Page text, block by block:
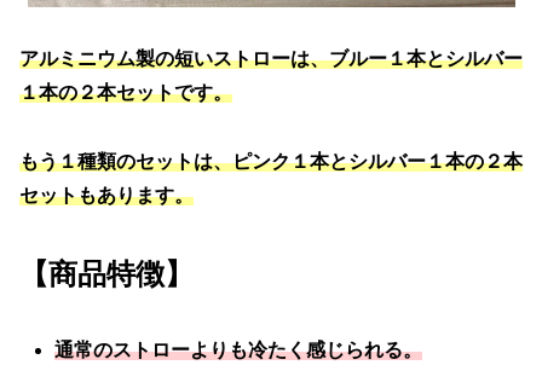
アルミニウム製の短いストローは、ブルー１本とシルバー
１本の２本セットです。
もう１種類のセットは、ピンク１本とシルバー１本の２本
セットもあります。
【商品特徴】
通常のストローよりも冷たく感じられる。